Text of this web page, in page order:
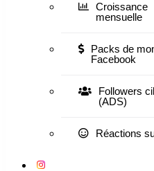
Croissance
mensuelle
Packs de
Facebook
Followers
(ADS)
Réactions